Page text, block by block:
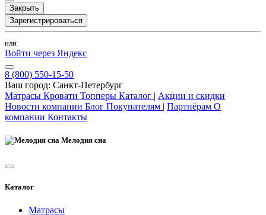
Закрыть
Зарегистрироваться
или
Войти через Яндекс
8 (800) 550-15-50
Ваш город: Санкт-Петербург
Матрасы Кровати Топперы Каталог | Акции и скидки
Новости компании Блог Покупателям | Партнёрам О
компании Контакты
Мелодия сна
Каталог
Матрасы